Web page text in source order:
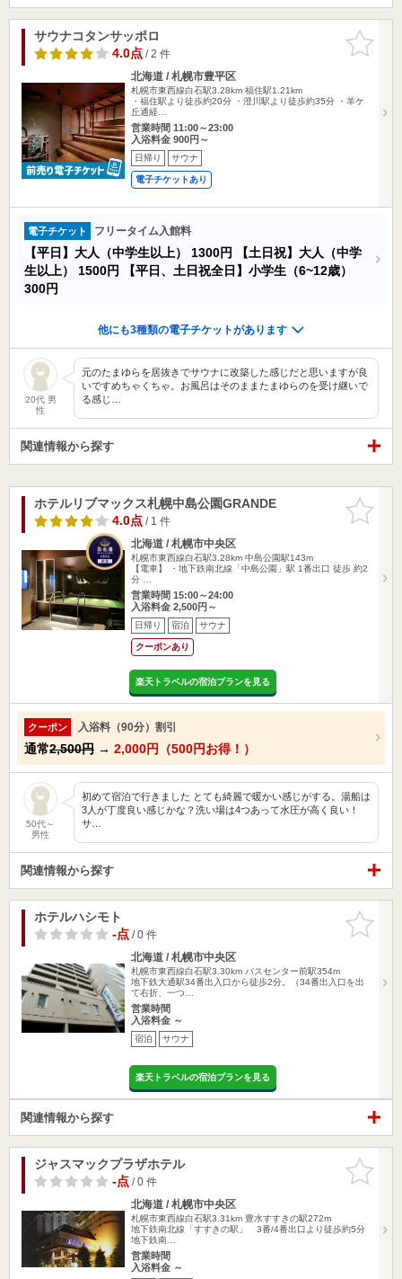
お気に入
りに追加
サウナコタンサッポロ
4.0点/ 2 件
北海道 / 札幌市豊平区
札幌市東西線白石駅3.28km 福住駅1.21km
・福住駅より徒歩約20分 ・澄川駅より徒歩約35分 ・羊ケ
丘通経…
営業時間 11:00～23:00
入浴料金 900円～
日帰り サウナ
電子チケットあり
電子チケット フリータイム入館料
【平日】大人（中学生以上） 1300円
【土日祝】大人（中学
生以上） 1500円
【平日、土日祝全日】小学生（6~12歳）
300円
他にも3種類の電子チケットがあります
20代 男
性
元のたまゆらを居抜きでサウナに改築した感じだと思いますが良
いですめちゃくちゃ。お風呂はそのままたまゆらのを受け継いで
る感じ…
関連情報から探す
お気に入
りに追加
ホテルリブマックス札幌中島公園GRANDE
4.0点/ 1 件
北海道 / 札幌市中央区
札幌市東西線白石駅3.28km 中島公園駅143m
【電車】 ・地下鉄南北線「中島公園」駅 1番出口 徒歩 約2
分 …
営業時間 15:00～24:00
入浴料金 2,500円～
日帰り 宿泊 サウナ
クーポンあり
楽天トラベルの宿泊プランを見る
クーポン 入浴料（90分）割引
通常2,500円 → 2,000円（500円お得！）
50代～
男性
初めて宿泊で行きました とても綺麗で暖かい感じがする。湯船は
3人が丁度良い感じかな？洗い場は4つあって水圧が高く良い！
サ…
関連情報から探す
お気に入
りに追加
ホテルハシモト
-点/ 0 件
北海道 / 札幌市中央区
札幌市東西線白石駅3.30km バスセンター前駅354m
地下鉄大通駅34番出入口から徒歩2分。（34番出入口を出
て右折、一つ…
営業時間
入浴料金 ～
宿泊 サウナ
楽天トラベルの宿泊プランを見る
関連情報から探す
お気に入
りに追加
ジャスマックプラザホテル
-点/ 0 件
北海道 / 札幌市中央区
札幌市東西線白石駅3.31km 豊水すすきの駅272m
地下鉄南北線「すすきの駅」 3番/4番出口より徒歩約5分
地下鉄南…
営業時間
入浴料金 ～